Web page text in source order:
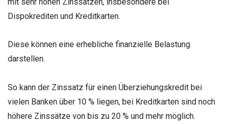
Dispokrediten und Kreditkarten.
Diese können eine erhebliche finanzielle Belastung
darstellen.
So kann der Zinssatz für einen Überziehungskredit bei
vielen Banken über 10 % liegen, bei Kreditkarten sind noch
höhere Zinssätze von bis zu 20 % und mehr möglich.